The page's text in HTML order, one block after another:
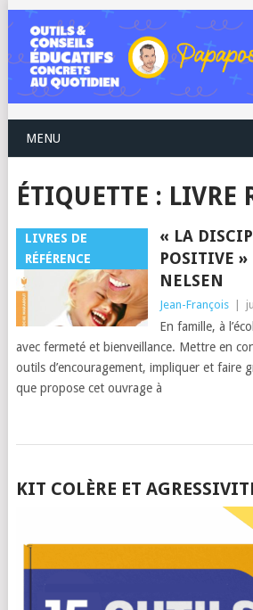
MENU
ÉTIQUETTE : LIVRE
LIVRES DE
RÉFÉRENCE
« LA
POSITIVE »
NELSEN
Jean-François
En famille, à
avec fermeté et bienveillance. Mettre en
outils d’encouragement, impliquer et faire
que propose cet ouvrage à
POSTS
KIT COLÈRE ET